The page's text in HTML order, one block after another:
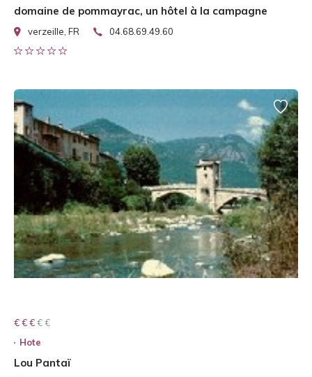
domaine de pommayrac, un hôtel à la campagne
verzeille, FR 04.68.69.49.60
€ € € € €
€ € €
Hote
Lou Pantaï